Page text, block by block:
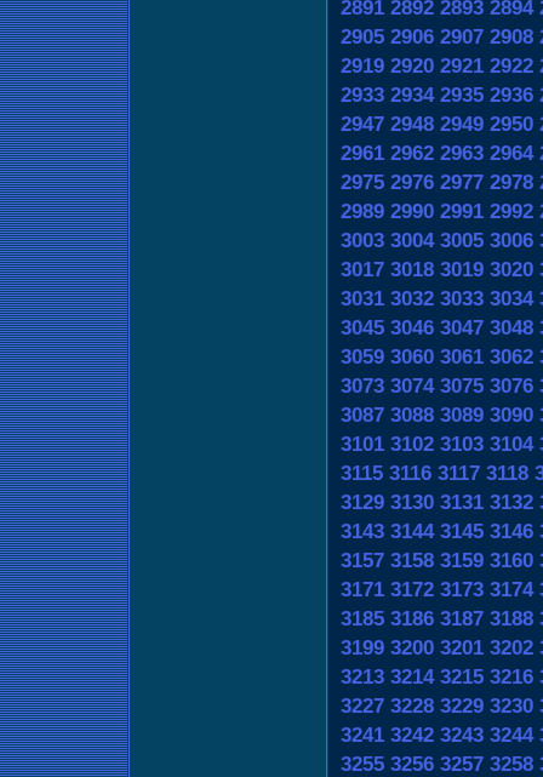
2891 2892 2893 2894
2905 2906 2907 2908
2919 2920 2921 2922
2933 2934 2935 2936
2947 2948 2949 2950
2961 2962 2963 2964
2975 2976 2977 2978
2989 2990 2991 2992
3003 3004 3005 3006
3017 3018 3019 3020
3031 3032 3033 3034
3045 3046 3047 3048
3059 3060 3061 3062
3073 3074 3075 3076
3087 3088 3089 3090
3101 3102 3103 3104
3115 3116 3117 3118
3129 3130 3131 3132
3143 3144 3145 3146
3157 3158 3159 3160
3171 3172 3173 3174
3185 3186 3187 3188
3199 3200 3201 3202
3213 3214 3215 3216
3227 3228 3229 3230
3241 3242 3243 3244
3255 3256 3257 3258